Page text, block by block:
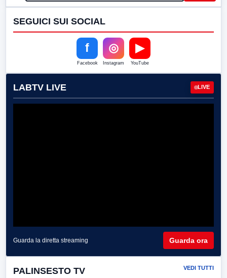
SEGUICI SUI SOCIAL
f
Facebook
◎
Instagram
▶
YouTube
LABTV LIVE LIVE
Guarda la diretta streaming Guarda ora
PALINSESTO TV VEDI TUTTI